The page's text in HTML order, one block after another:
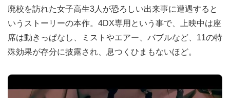
廃校を訪れた女子高生3人が恐ろしい出来事に遭遇すると
いうストーリーの本作。4DX専用という事で、上映中は座
席は動きっぱなし、ミストやエアー、バブルなど、11の特
殊効果が存分に披露され、息つくひまもないほど。